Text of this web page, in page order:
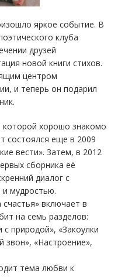
яркое событие. В
клуба
друзей
новой книги стихов.
центром
и теперь он подарил
которой хорошо знакомо
состоялся еще в 2009
вести». Затем, в 2012
сборника её
диалог с
мудростью.
включает в
на семь разделов:
природой», «Закоулки
звон», «Настроение»,
тема любви к